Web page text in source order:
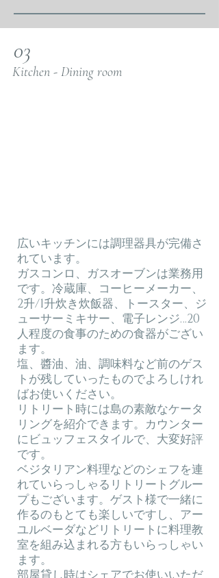
03
Kitchen - Dining room
広いキッチンには調理器具が完備さ
れています。
ガスコンロ、ガスオーブンは業務用
です。冷蔵庫、コーヒーメーカー、
2升/1升炊き炊飯器、トースター、ジ
ューサーミキサー、電子レンジ…20
人程度の食事のための食器がござい
ます。
塩、醬油、油、調味料など前のゲス
トが残していったものでよろしけれ
ばお使いください。
リトリート時には島の素敵なケータ
リングを紹介できます。カウンター
にビュッフェスタイルで、大変好評
です。
ベジタリアン料理などのシェフを連
れていらっしゃるリトリートグルー
プもございます。ゲスト様で一緒に
作るのもとても楽しいですし、​アー
ユルベーダなどリトリートに料理教
室を組み込まれる方もいらっしゃい
ます。